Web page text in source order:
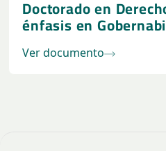
Doctorado en
énfasis en
Ver documento